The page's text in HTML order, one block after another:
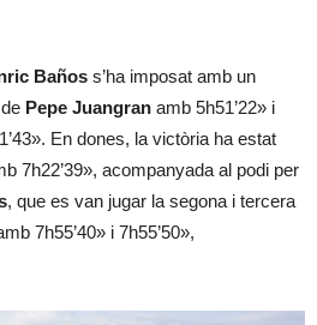
Baños s’ha imposat amb un
Pepe Juangran amb 5h51’22» i
En dones, la victòria ha estat
7h22’39», acompanyada al podi per
, que es van jugar la segona i tercera
7h55’40» i 7h55’50»,